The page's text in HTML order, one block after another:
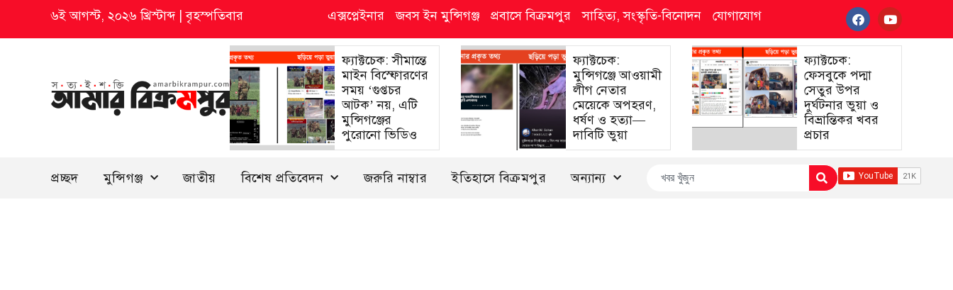
৬ই আগস্ট, ২০২৬ খ্রিস্টাব্দ|বৃহস্পতিবার এক্সপ্লেইনার জবস ইন মুন্সিগঞ্জ প্রবাসে বিক্রমপুর সাহিত্য, সংস্কৃতি-বিনোদন যোগাযোগ
ফ্যাক্টচেক: সীমান্তে
মাইন বিস্ফোরণের
সময় ‘গুপ্তচর
আটক’ নয়, এটি
মুন্সিগঞ্জের
পুরোনো ভিডিও
ফ্যাক্টচেক:
মুন্সিগঞ্জে আওয়ামী
লীগ নেতার
মেয়েকে অপহরণ,
ধর্ষণ ও হত্যা—
দাবিটি ভুয়া
ফ্যাক্টচেক:
ফেসবুকে পদ্মা
সেতুর উপর
দুর্ঘটনার ভুয়া ও
বিভ্রান্তিকর খবর
প্রচার
প্রচ্ছদ মুন্সিগঞ্জ জাতীয় বিশেষ প্রতিবেদন জরুরি নাম্বার ইতিহাসে বিক্রমপুর অন্যান্য